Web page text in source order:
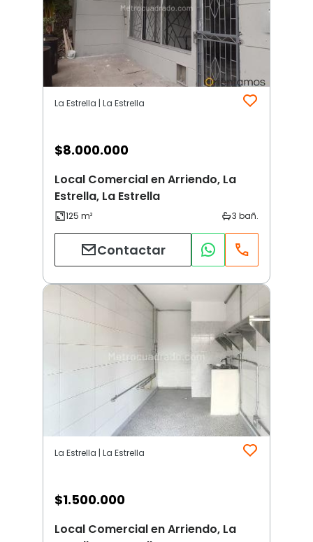
La Estrella | La Estrella
$8.000.000
Local Comercial en Arriendo, La
Estrella, La Estrella
Contactar
La Estrella | La Estrella
$1.500.000
Local Comercial en Arriendo, La